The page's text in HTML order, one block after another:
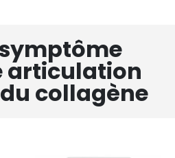
articulation
collagène